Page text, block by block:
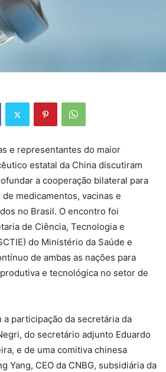
e representantes do maior
estatal da China discutiram
a cooperação bilateral para
medicamentos, vacinas e
no Brasil. O encontro foi
de Ciência, Tecnologia e
do Ministério da Saúde e
de ambas as nações para
e tecnológica no setor de
participação da secretária da
do secretário adjunto Eduardo
e de uma comitiva chinesa
Yang, CEO da CNBG, subsidiária da